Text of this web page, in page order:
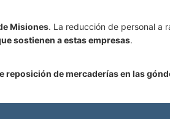
Misiones. La reducción de personal a
sostienen a estas empresas.
reposición de mercaderías en las